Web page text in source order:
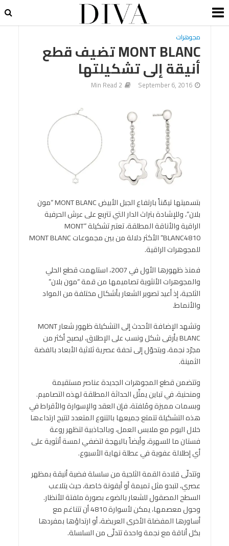
مجوهرات
MONT BLANC تضيف قطع
أنيقة إلى تشكيلتها
September 6, 2016
2 Min Read
بتسميتها تيمّناً بارتفاع الجبل الأبيض MONT BLANC “مون
بلان”، وللإشادة بتراث الدار التي تتربع على عرش الحرفية
الراقية والأناقة المطلقة، تعتبر تشكيلة “MONT
BLANC4810” الأكثر دلالة من بين مجموعات MONT BLANC
للمجوهرات الراقية.
فمنذ ظهورها الأول في 2007، استلهمت قطع الحلي
والمجوهرات الأنثوية تصاميمها من قمة “مون بلان”
الثلجية، إذ أعيد تصوير الشعار بأشكال مختلفة من المواد
والأنماط.
وتشهد الإضافة الأحدث إلى التشكيلة ظهور شعار MONT
BLANC بأرقى شكل ونسب على الإطلاق، ليصبح أكثر من
مجرّد نجمة، ويتحوّل إلى تحفة عصرية ثلاثية الأبعاد بالفضة
الثمينة.
وتتضمن قطع المجوهرات الجديدة عناصر مستقيمة
ومنحنية، في تباين يمثّل الحداثة المطلقة لهذه التصاميم.
وبسمات مميزة ومُلفتة، فإن العقد والإسوارة والأقراط في
هذه التشكيلة تتمتع جميعها بالتنوع المتعدد لتتيح ارتداءها
خلال اليوم مع ملابس العمل، وبالجاذبية لتظهر روعة
فستان ما للسهرة، وأيضاً بالبهجة لتضفي لمسة أنثوية على
أي إطلالة عفوية في عطلة نهاية الأسبوع.
وتتدلّى قلادة القمة الثلجية من سلسلة فضية أنيقة بمظهر
عصري، لتبدو مثل تميمة أو أيقونة خاصة، حيث يتلاعب
السطح المصقول للشعار بالضوء بصورة ملفتة للأنظار.
وحول معصمها، يمكن لأسوارة 4810 أن تتناغم مع
أساورها المفضلة الأخرى العريضة، أو ارتداؤها بمفردها
بكل أناقة مع نجمة واحدة تتدلّى من السلسلة.